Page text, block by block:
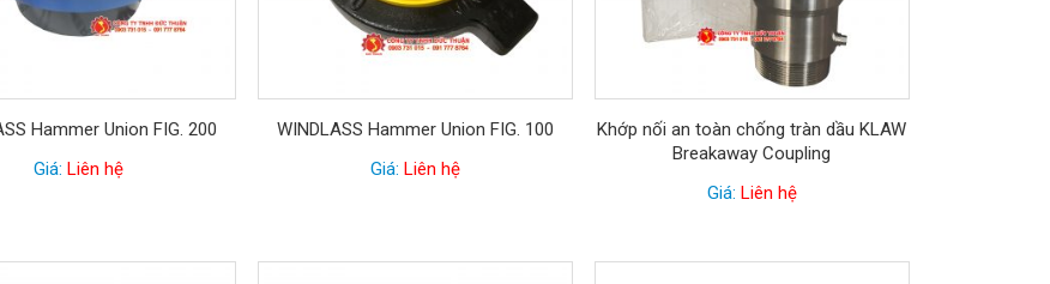
Hammer Union FIG. 200
Giá: Liên hệ
WINDLASS Hammer Union FIG. 100
Giá: Liên hệ
Khớp nối an toàn chống tràn dầu KLAW
Breakaway Coupling
Giá: Liên hệ